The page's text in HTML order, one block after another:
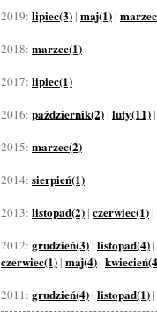
2019: lipiec(3) | maj(1) |
2018: marzec(1)
2017: lipiec(1)
2016: październik(2) | luty(11)
2015: marzec(2)
2014: sierpień(1)
2013: listopad(2) | czerwiec(1) |
2012: grudzień(3) | listopad(4) |
czerwiec(1) | maj(4) |
2011: grudzień(4) | listopad(1) |